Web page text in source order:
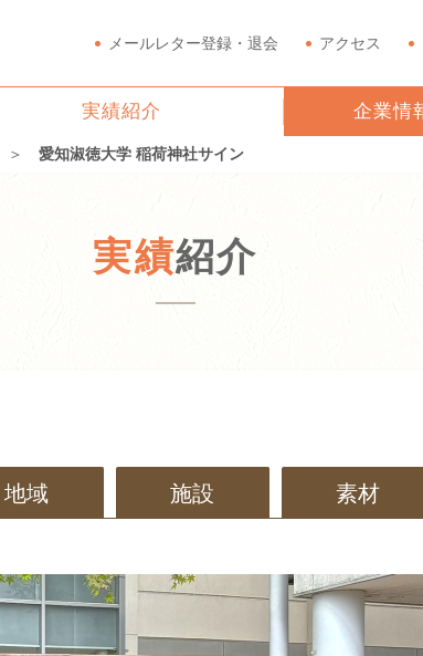
メールレター登録・退会 アクセス
実績紹介 企業情
＞ 愛知淑徳大学 稲荷神社サイン
実績紹介
地域 施設 素材